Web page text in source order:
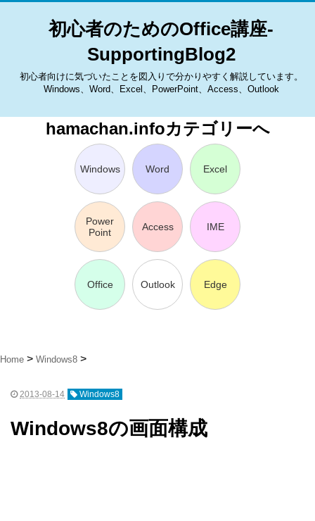
初心者のためのOffice講座-
SupportingBlog2
初心者向けに気づいたことを図入りで分かりやすく解説しています。
Windows、Word、Excel、PowerPoint、Access、Outlook
hamachan.infoカテゴリーへ
Windows Word Excel
Power
Point
Access IME
Office Outlook Edge
Home Windows8
2013-08-14 Windows8
Windows8の画面構成